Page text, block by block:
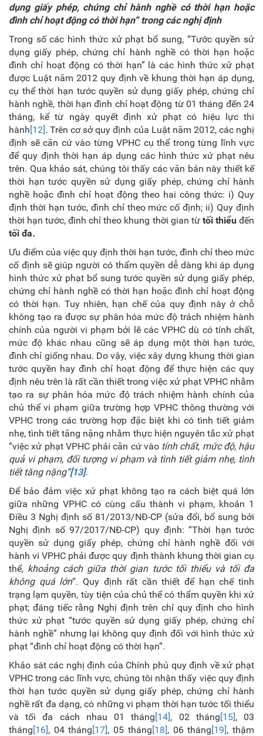
dụng giấy phép, chứng chỉ hành nghề có thời hạn hoặc
đình chỉ hoạt động có thời hạn” trong các nghị định
Trong số các hình thức xử phạt bổ sung, “Tước quyền sử
dụng giấy phép, chứng chỉ hành nghề có thời hạn hoặc
đình chỉ hoạt động có thời hạn” là các hình thức xử phạt
được Luật năm 2012 quy định về khung thời hạn áp dụng,
cụ thể thời hạn tước quyền sử dụng giấy phép, chứng chỉ
hành nghề, thời hạn đình chỉ hoạt động từ 01 tháng đến 24
tháng, kể từ ngày quyết định xử phạt có hiệu lực thi
hành[12]. Trên cơ sở quy định của Luật năm 2012, các nghị
định sẽ căn cứ vào từng VPHC cụ thể trong từng lĩnh vực
để quy định thời hạn áp dụng các hình thức xử phạt nêu
trên. Qua khảo sát, chúng tôi thấy các văn bản này thiết kế
thời hạn tước quyền sử dụng giấy phép, chứng chỉ hành
nghề hoặc đình chỉ hoạt động theo hai công thức: i) Quy
định thời hạn tước, đình chỉ theo mức cố định; ii) Quy định
thời hạn tước, đình chỉ theo khung thời gian từ tối thiểuđến
tối đa.
Ưu điểm của việc quy định thời hạn tước, đình chỉ theo mức
cố định sẽ giúp người có thẩm quyền dễ dàng khi áp dụng
hình thức xử phạt bổ sung tước quyền sử dụng giấy phép,
chứng chỉ hành nghề có thời hạn hoặc đình chỉ hoạt động
có thời hạn. Tuy nhiên, hạn chế của quy định này ở chỗ
không tạo ra được sự phân hóa mức độ trách nhiệm hành
chính của người vi phạm bởi lẽ các VPHC dù có tính chất,
mức độ khác nhau cũng sẽ áp dụng một thời hạn tước,
đình chỉ giống nhau. Do vậy, việc xây dựng khung thời gian
tước quyền hay đình chỉ hoạt động để thực hiện các quy
định nêu trên là rất cần thiết trong việc xử phạt VPHC nhằm
tạo ra sự phân hóa mức độ trách nhiệm hành chính của
chủ thể vi phạm giữa trường hợp VPHC thông thường với
VPHC trong các trường hợp đặc biệt khi có tình tiết giảm
nhẹ, tình tiết tăng nặng nhằm thực hiện nguyên tắc xử phạt
“việc xử phạt VPHC phải căn cứ vào tính chất, mức độ, hậu
quả vi phạm, đối tượng vi phạm và tình tiết giảm nhẹ, tình
tiết tăng nặng”[13].
Để bảo đảm việc xử phạt không tạo ra cách biệt quá lớn
giữa những VPHC có cùng cấu thành vi phạm, khoản 1
Điều 3 Nghị định số 81/2013/NĐ-CP (sửa đổi, bổ sung bởi
Nghị định số 97/2017/NĐ-CP) quy định: “Thời hạn tước
quyền sử dụng giấy phép, chứng chỉ hành nghề đối với
hành vi VPHC phải được quy định thành khung thời gian cụ
thể, khoảng cách giữa thời gian tước tối thiểu và tối đa
không quá lớn”. Quy định rất cần thiết để hạn chế tình
trạng lạm quyền, tùy tiện của chủ thể có thẩm quyền khi xử
phạt; đáng tiếc rằng Nghị định trên chỉ quy định cho hình
thức xử phạt “tước quyền sử dụng giấy phép, chứng chỉ
hành nghề” nhưng lại không quy định đối với hình thức xử
phạt “đình chỉ hoạt động có thời hạn”.
Khảo sát các nghị định của Chính phủ quy định về xử phạt
VPHC trong các lĩnh vực, chúng tôi nhận thấy việc quy định
thời hạn tước quyền sử dụng giấy phép, chứng chỉ hành
nghề rất đa dạng, có những vi phạm thời hạn tước tối thiểu
và tối đa cách nhau 01 tháng[14], 02 tháng[15], 03
tháng[16], 04 tháng[17], 05 tháng[18], 06 tháng[19], thậm